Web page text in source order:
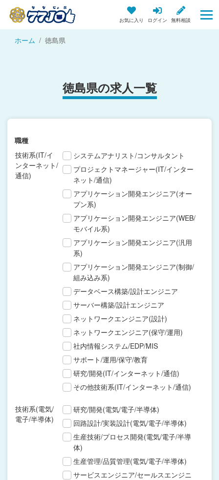
お気に入り ログイン 無料相談
ホーム 徳島県
徳島県の求人一覧
職種
技術系(IT/イ
ンターネット/
通信)
システムアナリスト/コンサルタント
プロジェクトマネージャー(IT/インター
ネット/通信)
アプリケーション開発エンジニア(オー
プン系)
アプリケーション開発エンジニア(WEB/
モバイル系)
アプリケーション開発エンジニア(汎用
系)
アプリケーション開発エンジニア(制御/
組み込み系)
データベース構築/設計エンジニア
サーバー構築/設計エンジニア
ネットワークエンジニア(設計)
ネットワークエンジニア(保守/運用)
社内情報システム/EDP/MIS
サポート/運用/保守/教育
研究/開発(IT/インターネット/通信)
その他技術系(IT/インターネット/通信)
技術系(電気/
電子/半導体)
研究/開発(電気/電子/半導体)
回路設計/実装設計(電気/電子/半導体)
生産技術/プロセス開発(電気/電子/半導
体)
生産管理/品質管理(電気/電子/半導体)
サービスエンジニア/セールスエンジニ